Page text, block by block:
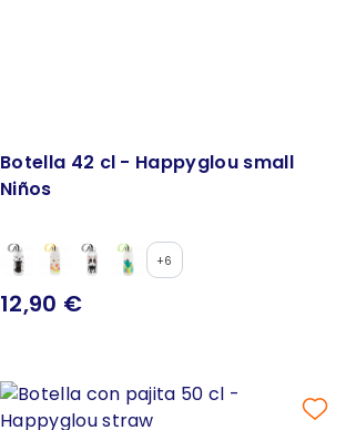
Botella 42 cl - Happyglou small
Niños
+6
12,90 €